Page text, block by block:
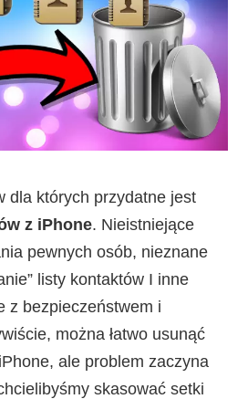
dla których przydatne jest
z iPhone. Nieistniejące
pewnych osób, nieznane
listy kontaktów I inne
z bezpieczeństwem i
można łatwo usunąć
ale problem zaczyna
skasować setki